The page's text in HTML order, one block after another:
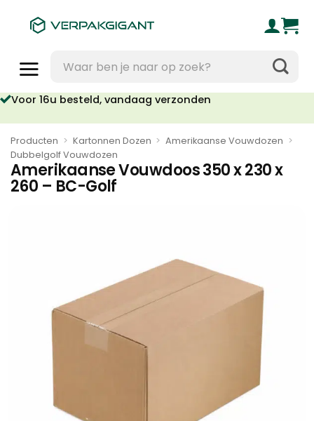
naar:
16u besteld, vandaag verzonden
Geen orderkosten vanaf €95
Producten > Kartonnen Dozen > Amerikaanse Vouwdozen >
Dubbelgolf Vouwdozen
Amerikaanse Vouwdoos 350 x 230 x
260 – BC-Golf